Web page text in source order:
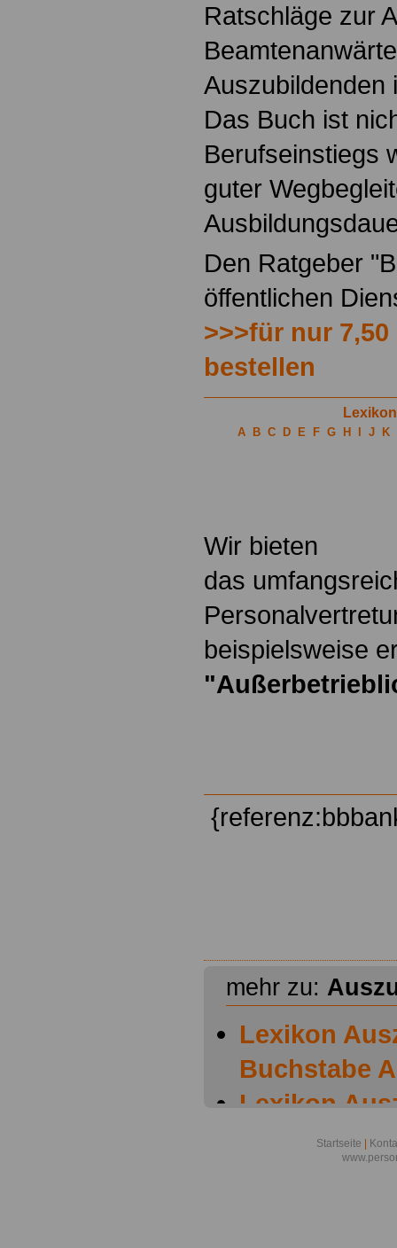
Ratschläge zur
Auszubildenden
Das Buch ist
Berufseinstiegs
guter
Den Ratgeber
öffentlichen
>>>für nur
bestellen
A B C D E F G H J K
Wir bieten
das
beispielsweise
mehr zu:
Lexikon
Buchstabe A
Lexikon
Buchstabe B
Lexikon
Startseite